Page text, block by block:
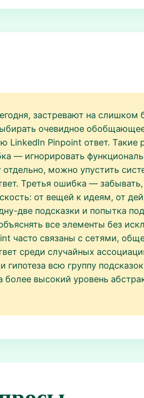
застревают на слишком
очевидное
LinkedIn Pinpoint ответ.
— игнорировать
можно упустить
Третья ошибка —
от вещей к идеям, от
две подсказки и попытка
все элементы без
часто связаны с сетями,
среди случайных
всю группу
высокий уровень